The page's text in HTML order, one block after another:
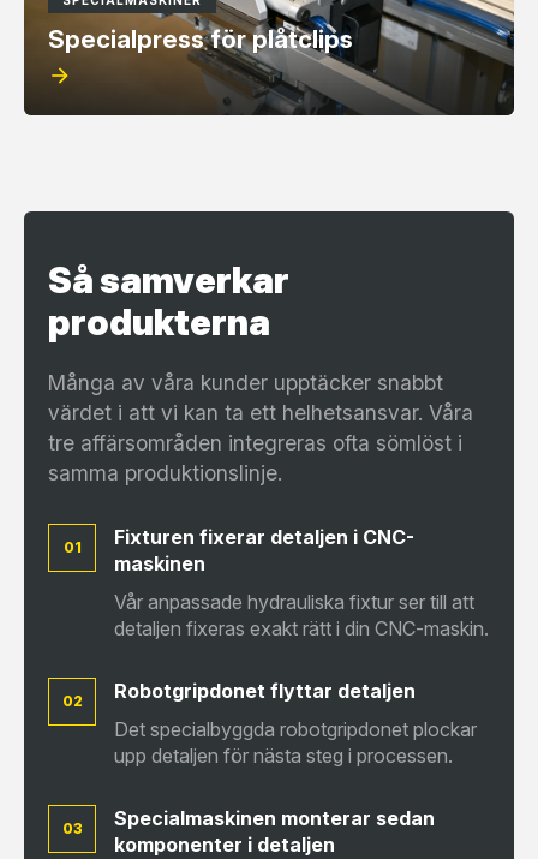
Specialpress för plåtclips
arrow_forward
Så samverkar
produkterna
Många av våra kunder upptäcker snabbt
värdet i att vi kan ta ett helhetsansvar. Våra
tre affärsområden integreras ofta sömlöst i
samma produktionslinje.
01
Fixturen fixerar detaljen i CNC-
maskinen
Vår anpassade hydrauliska fixtur ser till att
detaljen fixeras exakt rätt i din CNC-maskin.
02
Robotgripdonet flyttar detaljen
Det specialbyggda robotgripdonet plockar
upp detaljen för nästa steg i processen.
03
Specialmaskinen monterar sedan
komponenter i detaljen